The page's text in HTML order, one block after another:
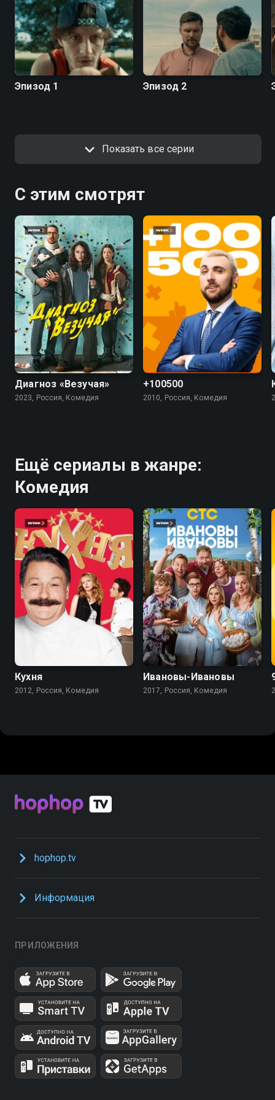
Эпизод 1 Эпизод 2
Показать все серии
С этим смотрят
7.4
Диагноз «Везучая»
2023, Россия, Комедия
5.5 4.5
+100500
2010, Россия, Комедия
Ещё сериалы в жанре:
Комедия
Кухня
2012, Россия, Комедия
7.8 6.6
Ивановы-Ивановы
2017, Россия, Комедия
hophop.tv
Информация
ПРИЛОЖЕНИЯ